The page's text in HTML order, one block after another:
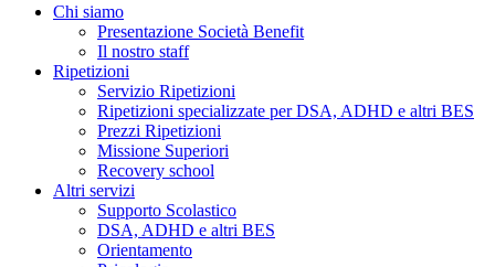
Chi siamo
Presentazione Società Benefit
Il nostro staff
Ripetizioni
Servizio Ripetizioni
Ripetizioni specializzate per DSA, ADHD e altri BES
Prezzi Ripetizioni
Missione Superiori
Recovery school
Altri servizi
Supporto Scolastico
DSA, ADHD e altri BES
Orientamento